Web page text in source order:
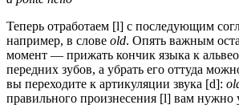
Теперь отработаем [l] с последующим
например, в слове old. Опять важным
момент — прижать кончик языка к
передних зубов, а убрать его оттуда
вы переходите к артикуляции звука [d]:
правильного произнесения [l] вам нужно